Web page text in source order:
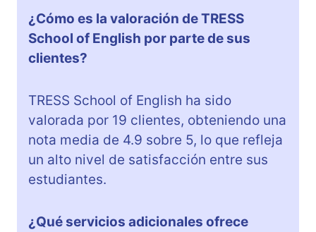
¿Cómo es la valoración de TRESS
School of English por parte de sus
clientes?
TRESS School of English ha sido
valorada por 19 clientes, obteniendo una
nota media de 4.9 sobre 5, lo que refleja
un alto nivel de satisfacción entre sus
estudiantes.
¿Qué servicios adicionales ofrece